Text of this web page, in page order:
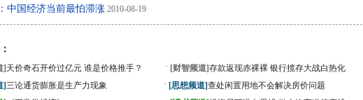
中国经济当前最怕滞涨 2010-08-19
] 天价奇石开价过亿元 谁是价格推手？ · [财智频道]存款返现赤裸裸 银行揽存大战白热化
]三论通货膨胀是生产力现象 · [思想频道]查处闲置用地不会解决房价问题